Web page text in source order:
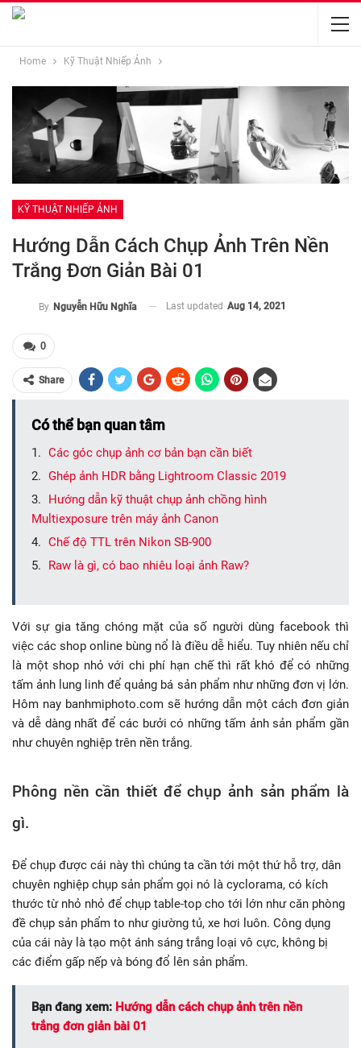
Home Kỹ Thuật Nhiếp Ảnh
KỸ THUẬT NHIẾP ẢNH
Hướng Dẫn Cách Chụp Ảnh Trên Nền
Trắng Đơn Giản Bài 01
By Nguyễn Hữu Nghĩa Last updated Aug 14, 2021
0
Share
Có thể bạn quan tâm
Các góc chụp ảnh cơ bản bạn cần biết
Ghép ảnh HDR bằng Lightroom Classic 2019
Hướng dẫn kỹ thuật chụp ảnh chồng hình
Multiexposure trên máy ảnh Canon
Chế độ TTL trên Nikon SB-900
Raw là gì, có bao nhiêu loại ảnh Raw?
Với sự gia tăng chóng mặt của số người dùng facebook thì
việc các shop online bùng nổ là điều dễ hiểu. Tuy nhiên nếu chỉ
là một shop nhỏ với chi phí hạn chế thì rất khó để có những
tấm ảnh lung linh để quảng bá sản phẩm như những đơn vị lớn.
Hôm nay banhmiphoto.com sẽ hướng dẫn một cách đơn giản
và dễ dàng nhất để các bưởi có những tấm ảnh sản phẩm gần
như chuyên nghiệp trên nền trắng.
Phông nền cần thiết để chụp ảnh sản phẩm là
gì.
Để chụp được cái này thì chúng ta cần tới một thứ hỗ trợ, dân
chuyên nghiệp chụp sản phẩm gọi nó là cyclorama, có kích
thước từ nhỏ nhỏ để chụp table-top cho tới lớn như căn phòng
đề chụp sản phẩm to như giường tủ, xe hơi luôn. Công dụng
của cái này là tạo một ánh sáng trắng loại vô cực, không bị
các điểm gấp nếp và bóng đổ lên sản phẩm.
Bạn đang xem: Hướng dẫn cách chụp ảnh trên nền
trắng đơn giản bài 01